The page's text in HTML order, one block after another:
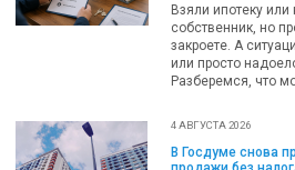
Взяли ипотеку или
собственник, но
закроете. А
или просто
Разберемся, что
4 АВГУСТА 2026
В Госдуме снова